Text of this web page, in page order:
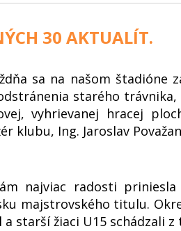
30 AKTUALÍT.
sa na našom štadióne
starého
vyhrievanej hracej
klubu, Ing. Jaroslav
najviac radosti
majstrovského titulu.
a starší žiaci U15 schádzali